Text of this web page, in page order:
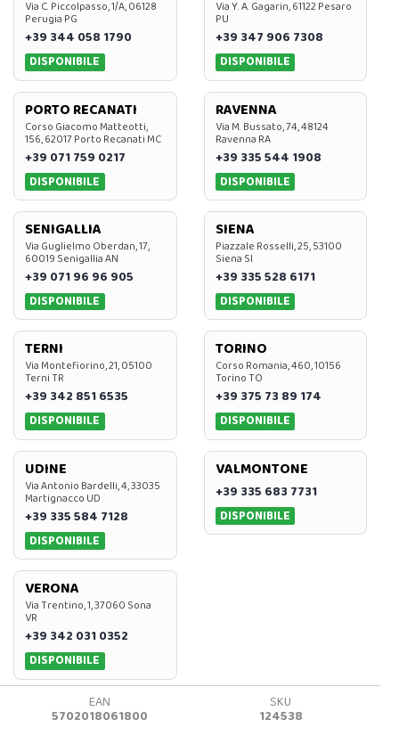
Via C. Piccolpasso, 1/A, 06128
Perugia PG
+39 344 058 1790
DISPONIBILE
Via Y. A. Gagarin, 61122 Pesaro
PU
+39 347 906 7308
DISPONIBILE
PORTO RECANATI
Corso Giacomo Matteotti,
156, 62017 Porto Recanati MC
+39 071 759 0217
DISPONIBILE
RAVENNA
Via M. Bussato, 74, 48124
Ravenna RA
+39 335 544 1908
DISPONIBILE
SENIGALLIA
Via Guglielmo Oberdan, 17,
60019 Senigallia AN
+39 071 96 96 905
DISPONIBILE
SIENA
Piazzale Rosselli, 25, 53100
Siena SI
+39 335 528 6171
DISPONIBILE
TERNI
Via Montefiorino, 21, 05100
Terni TR
+39 342 851 6535
DISPONIBILE
TORINO
Corso Romania, 460, 10156
Torino TO
+39 375 73 89 174
DISPONIBILE
UDINE
Via Antonio Bardelli, 4, 33035
Martignacco UD
+39 335 584 7128
DISPONIBILE
VALMONTONE
+39 335 683 7731
DISPONIBILE
VERONA
Via Trentino, 1, 37060 Sona
VR
+39 342 031 0352
DISPONIBILE
EAN
5702018061800
SKU
124538